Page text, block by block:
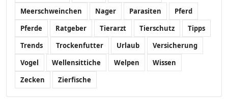
Meerschweinchen
Nager Parasiten
Pferd
Pferde
Ratgeber Tierarzt Tierschutz
Tipps
Trends
Trockenfutter Urlaub
Versicherung
Vogel
Wellensittiche Welpen
Wissen
Zecken
Zierfische